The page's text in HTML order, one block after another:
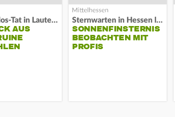
Fassungslos-Tat in Lauterbach
AUS
Sternwarten in Hessen laden ein
SONNENFINSTERNIS
BEOBACHTEN MIT
PROFIS